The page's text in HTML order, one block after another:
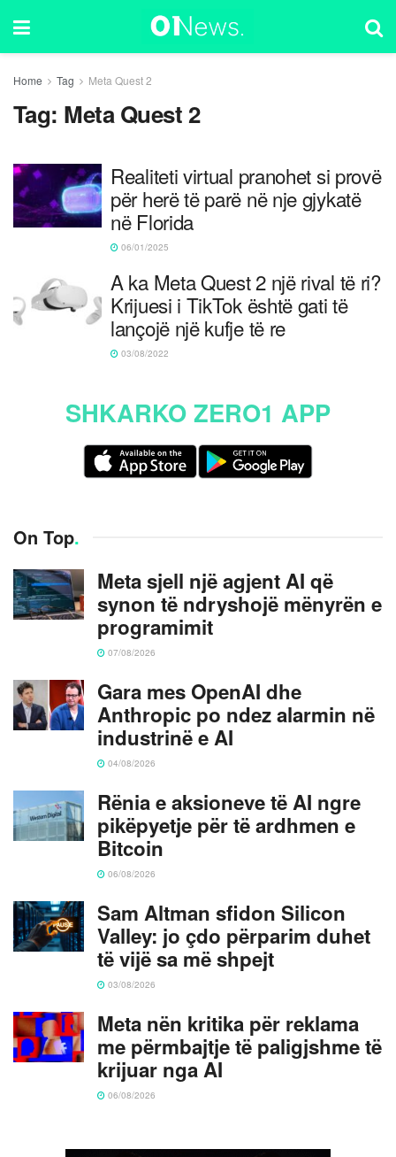
Home Tag Meta Quest 2
Tag: Meta Quest 2
Realiteti virtual pranohet si provë
për herë të parë në nje gjykatë
në Florida
06/01/2025
A ka Meta Quest 2 një rival të ri?
Krijuesi i TikTok është gati të
lançojë një kufje të re
03/08/2022
SHKARKO ZERO1 APP
On Top.
Meta sjell një agjent AI që
synon të ndryshojë mënyrën e
programimit
07/08/2026
Gara mes OpenAI dhe
Anthropic po ndez alarmin në
industrinë e AI
04/08/2026
Rënia e aksioneve të AI ngre
pikëpyetje për të ardhmen e
Bitcoin
06/08/2026
Sam Altman sfidon Silicon
Valley: jo çdo përparim duhet
të vijë sa më shpejt
03/08/2026
Meta nën kritika për reklama
me përmbajtje të paligjshme të
krijuar nga AI
06/08/2026